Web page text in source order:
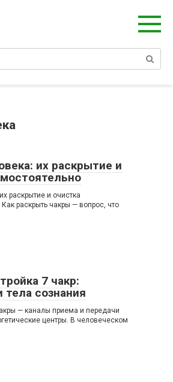
их раскрытие и
раскрытие и очистка
раскрыть чакры — вопрос, что
7 чакр:
тела сознания
— каналы приема и передачи
центры. В человеческом